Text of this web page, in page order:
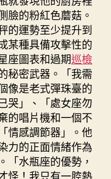
臉的粉紅色蘑菇。
的運勢至少提升到
某種具備攻擊性的
座圖表和過期巡檢
秘密武器。「我需
像是老式彈珠臺的
哭」、「處女座勿
的唱片機和一個不
情感調節器」。他
力的正面情緒作為
「水瓶座的優勢，
怪！我只有一腔熱